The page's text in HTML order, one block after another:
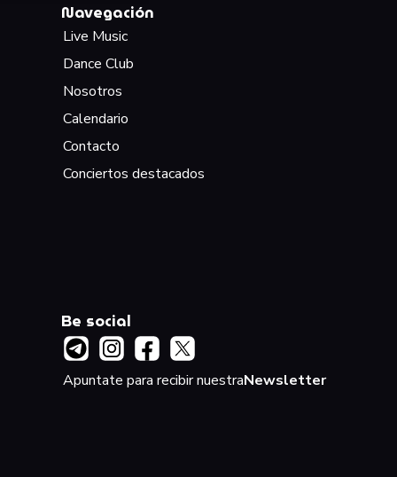
Navegación
Live Music
Dance Club
Nosotros
Calendario
Contacto
Conciertos destacados
Be social
Apuntate para recibir nuestraNewsletter